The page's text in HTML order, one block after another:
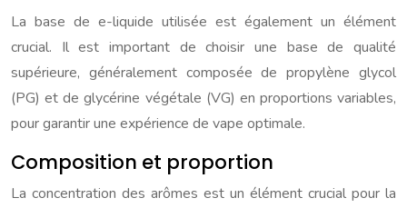
La base de e-liquide utilisée est également un élément
crucial. Il est important de choisir une base de qualité
supérieure, généralement composée de propylène glycol
(PG) et de glycérine végétale (VG) en proportions variables,
pour garantir une expérience de vape optimale.
Composition et proportion
La concentration des arômes est un élément crucial pour la